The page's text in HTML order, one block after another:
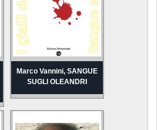
Marco Vannini, SANGUE
SUGLI OLEANDRI